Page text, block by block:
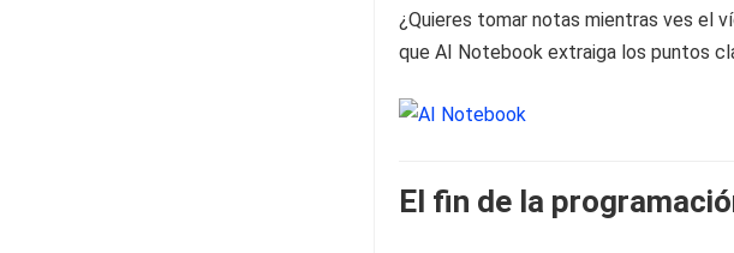
¿Quieres tomar notas mientras ves el
que AI Notebook extraiga los puntos
El fin de la